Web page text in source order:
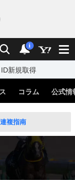
検索 通知
i
ID新規取得
コラム 公式情
複指南